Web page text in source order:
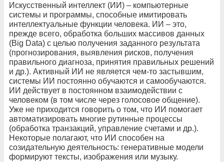
Искусственный интеллект (ИИ) – компьютерные
системы и программы, способные имитировать
интеллектуальные функции человека. ИИ – это,
прежде всего, обработка больших массивов данных
(Big Data) с целью получения заданного результата
(прогнозирования, выявления рисков, получения
правильного диагноза, принятия правильных решений
и др.). Активный ИИ не является чем-то застывшим,
системы ИИ постоянно обучаются и самообучаются.
ИИ действует в постоянном взаимодействии с
человеком (в том числе через голосовое общение).
Уже не приходится говорить о том, что ИИ помогает
автоматизировать многие рутинные процессы
(обработка транзакций, управление счетами и др.).
Некоторые полагают, что ИИ способен на
созидательную деятельность: генеративные модели
формируют тексты, изображения или музыку.